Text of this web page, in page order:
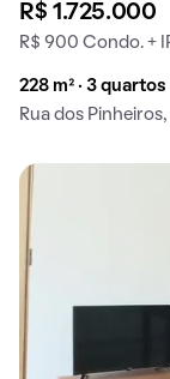
R$ 1.725.000
R$ 900 Condo. +
228 m² · 3 quartos
Rua dos